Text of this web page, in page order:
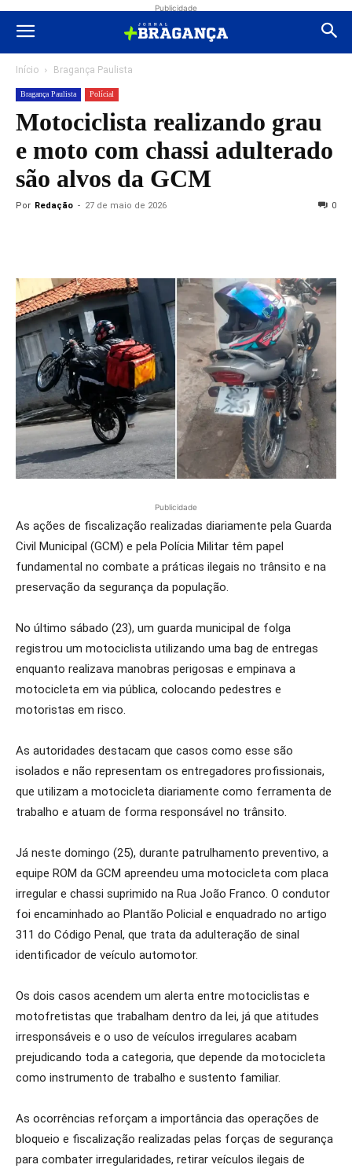
Publicidade
Início Bragança Paulista
Bragança Paulista Polícial
Motociclista realizando grau
e moto com chassi adulterado
são alvos da GCM
Por Redação - 27 de maio de 2026 0
Publicidade
As ações de fiscalização realizadas diariamente pela Guarda
Civil Municipal (GCM) e pela Polícia Militar têm papel
fundamental no combate a práticas ilegais no trânsito e na
preservação da segurança da população.
No último sábado (23), um guarda municipal de folga
registrou um motociclista utilizando uma bag de entregas
enquanto realizava manobras perigosas e empinava a
motocicleta em via pública, colocando pedestres e
motoristas em risco.
As autoridades destacam que casos como esse são
isolados e não representam os entregadores profissionais,
que utilizam a motocicleta diariamente como ferramenta de
trabalho e atuam de forma responsável no trânsito.
Já neste domingo (25), durante patrulhamento preventivo, a
equipe ROM da GCM apreendeu uma motocicleta com placa
irregular e chassi suprimido na Rua João Franco. O condutor
foi encaminhado ao Plantão Policial e enquadrado no artigo
311 do Código Penal, que trata da adulteração de sinal
identificador de veículo automotor.
Os dois casos acendem um alerta entre motociclistas e
motofretistas que trabalham dentro da lei, já que atitudes
irresponsáveis e o uso de veículos irregulares acabam
prejudicando toda a categoria, que depende da motocicleta
como instrumento de trabalho e sustento familiar.
As ocorrências reforçam a importância das operações de
bloqueio e fiscalização realizadas pelas forças de segurança
para combater irregularidades, retirar veículos ilegais de